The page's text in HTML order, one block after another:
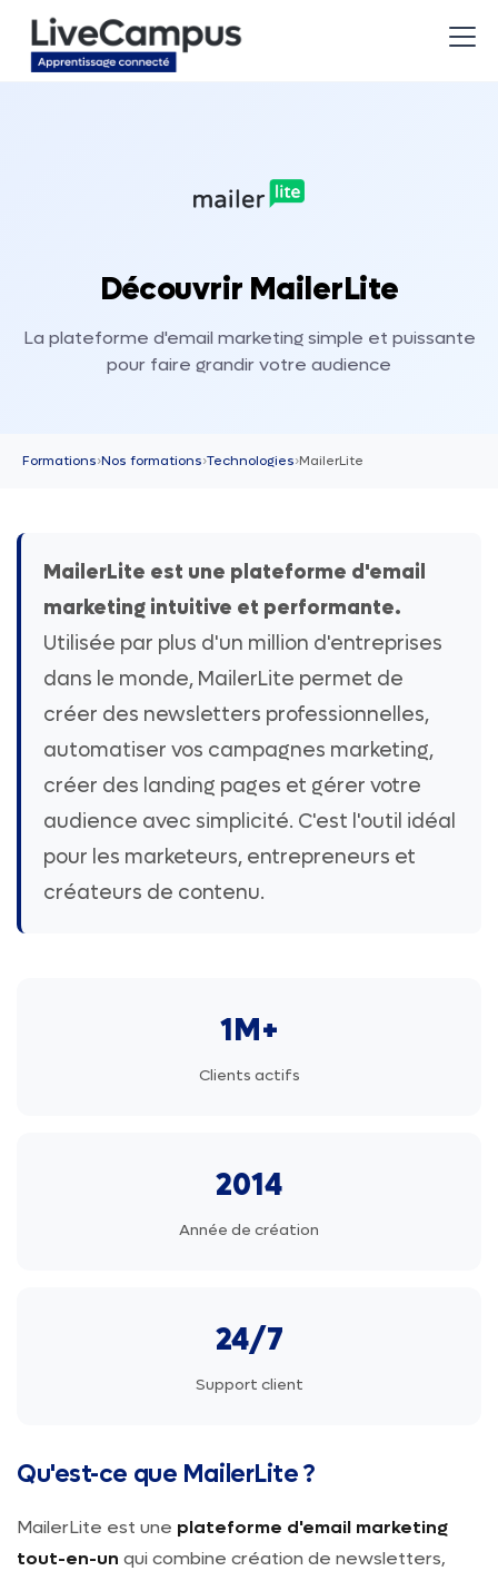
Découvrir MailerLite
La plateforme d'email marketing simple et puissante
pour faire grandir votre audience
Formations›Nos formations›Technologies›MailerLite
MailerLite est une plateforme d'email
marketing intuitive et performante.
Utilisée par plus d'un million d'entreprises
dans le monde, MailerLite permet de
créer des newsletters professionnelles,
automatiser vos campagnes marketing,
créer des landing pages et gérer votre
audience avec simplicité. C'est l'outil idéal
pour les marketeurs, entrepreneurs et
créateurs de contenu.
1M+
Clients actifs
2014
Année de création
24/7
Support client
Qu'est-ce que MailerLite ?
MailerLite est une plateforme d'email marketing
tout-en-un qui combine création de newsletters,